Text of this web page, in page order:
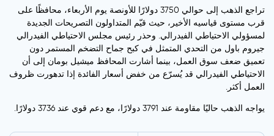
تراجع الذهب إلى حوالي 3750 دولارًا للأونصة يوم الأربعاء، محافظًا على
قرب مستوى قياسيه الأخير، حيث قيّم المتداولون التصريحات الجديدة
لمسؤولي الاحتياطي الفيدرالي. وحذر رئيس مجلس الاحتياطي الفيدرالي
جيروم باول من التحدي المتمثل في كبح جماح التضخم المستمر دون
تعميق ضعف سوق العمل، بينما أشارت المحافظ ميشيل بومان إلى أن
الاحتياطي الفيدرالي قد يُسرّع من خفض أسعار الفائدة إذا تدهورت ظروف
العمل أكثر.
يواجه الذهب حاليًا مقاومة عند 3791 دولارًا، مع دعم قوي عند 3736 دولارًا.